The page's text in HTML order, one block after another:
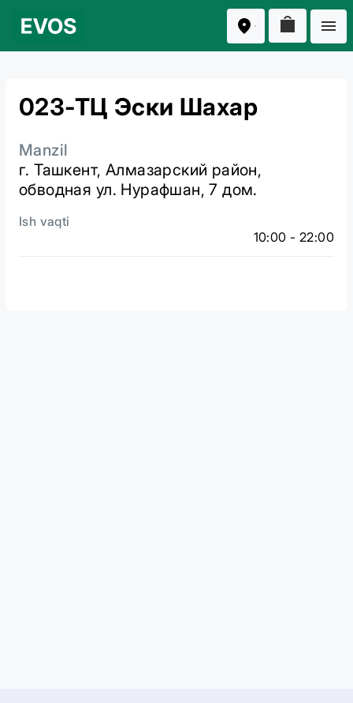
023-ТЦ Эски Шахар
Manzil
г. Ташкент, Алмазарский район,
обводная ул. Нурафшан, 7 дом.
Ish vaqti
10:00 - 22:00